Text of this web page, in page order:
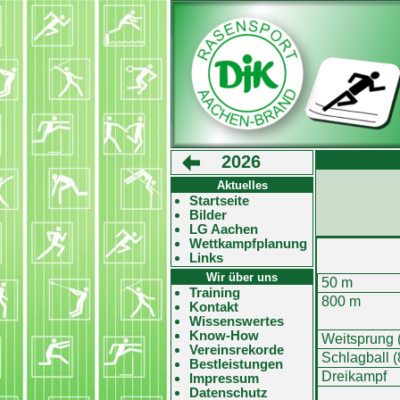
2026
Aktuelles
Startseite
Bilder
LG Aachen
Wettkampfplanung
Links
Wir über uns
Training
Kontakt
Wissenswertes
Know-How
Vereinsrekorde
Bestleistungen
Impressum
Datenschutz
50 m
800 m
Weitsprung
Schlagball
Dreikampf